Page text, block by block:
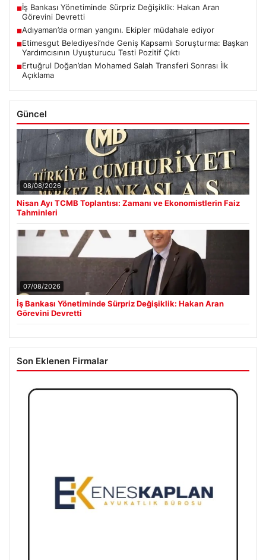
■İş Bankası Yönetiminde Sürpriz Değişiklik: Hakan Aran
Görevini Devretti
■Adıyaman’da orman yangını. Ekipler müdahale ediyor
■Etimesgut Belediyesi’nde Geniş Kapsamlı Soruşturma: Başkan
Yardımcısının Uyuşturucu Testi Pozitif Çıktı
■Ertuğrul Doğan’dan Mohamed Salah Transferi Sonrası İlk
Açıklama
Güncel
08/08/2026
Nisan Ayı TCMB Toplantısı: Zamanı ve Ekonomistlerin Faiz
Tahminleri
07/08/2026
İş Bankası Yönetiminde Sürpriz Değişiklik: Hakan Aran
Görevini Devretti
Son Eklenen Firmalar